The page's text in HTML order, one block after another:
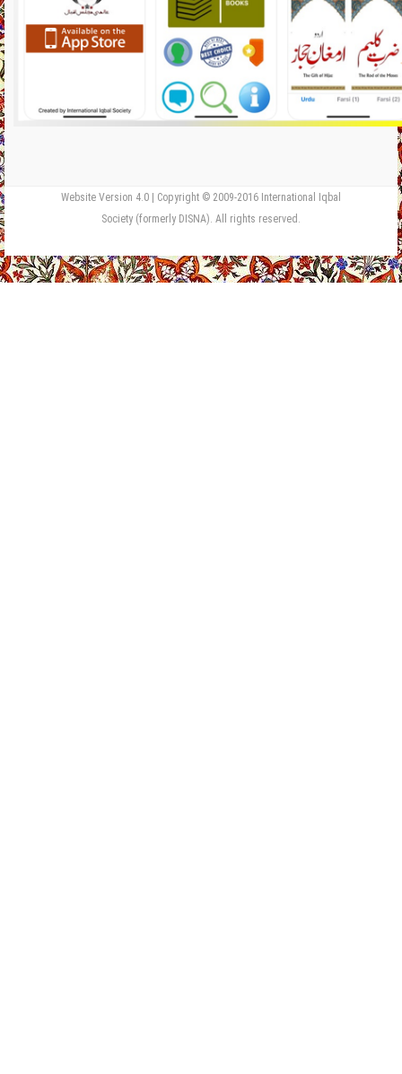
Website Version 4.0 | Copyright © 2009-2016 International Iqbal
Society (formerly DISNA). All rights reserved.